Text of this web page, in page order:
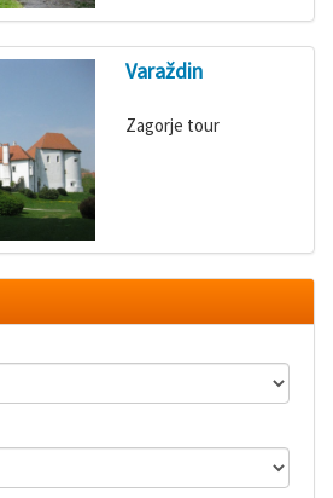
Varaždin
Zagorje tour